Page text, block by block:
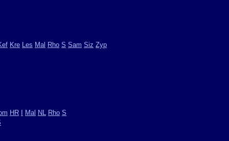
Kre Les Mal Rho S Sam Siz Zyp
HR Mal NL Rho S